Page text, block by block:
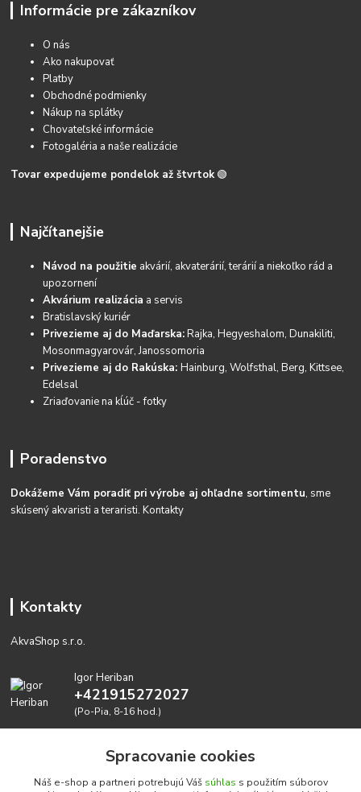
Informácie pre zákazníkov
O nás
Ako nakupovať
Platby
Obchodné podmienky
Nákup na splátky
Chovateľské informácie
Fotogaléria a naše realizácie
Tovar expedujeme pondelok až štvrtok 🟢
Najčítanejšie
Návod na použitie akvárií, akvaterárií, terárií a niekoľko rád a
upozornení
Akvárium realizácia a servis
Bratislavský kuriér
Privezieme aj do Maďarska:Rajka, Hegyeshalom, Dunakiliti,
Mosonmagyarovár, Janossomoria
Privezieme aj do Rakúska:Hainburg, Wolfsthal, Berg, Kittsee,
Edelsal
Zriaďovanie na kĺúč - fotky
Poradenstvo
Dokážeme Vám poradiť pri výrobe aj ohľadne sortimentu, sme
skúsený akvaristi a teraristi.Kontakty
Kontakty
AkvaShop s.r.o.
Igor Heriban
+421915272027
(Po-Pia, 8-16 hod.)
Spracovanie cookies
Náš e-shop a partneri potrebujú Váš súhlas s použitím súborov